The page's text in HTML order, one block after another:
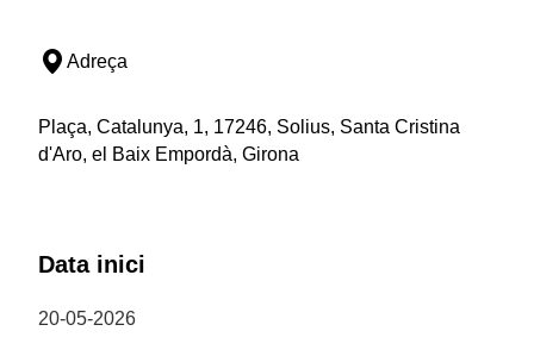
Adreça
Plaça, Catalunya, 1, 17246, Solius, Santa Cristina
d'Aro, el Baix Empordà, Girona
Data inici
20-05-2026